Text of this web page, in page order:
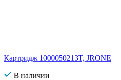
Картридж 1000050213T, JRONE
В наличии